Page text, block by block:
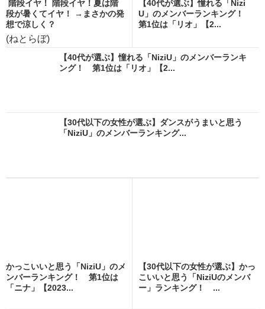
階段イヤ！ 階段イヤ！夏は階
段が暑くてイヤ！ →まさかの発
想で涼しく？
(ねとらぼ)
【40代が選ぶ】憧れる「Nizi
U」のメンバーランキング！
第1位は「リオ」【2...
【40代が選ぶ】憧れる「NiziU」のメンバーランキ
ング！ 第1位は「リオ」【2...
【30代以下の女性が選ぶ】ダンスがうまいと思う
「NiziU」のメンバーランキング...
かっこいいと思う「NiziU」のメ
ンバーランキング！ 第1位は
「ニナ」【2023...
【30代以下の女性が選ぶ】かっ
こいいと思う「NiziUのメンバ
ー」ランキング！ ...